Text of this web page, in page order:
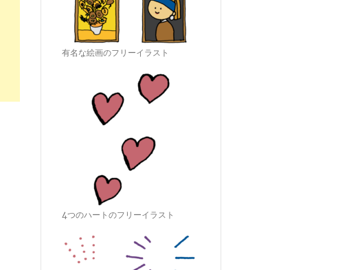
有名な絵画のフリーイラスト
4つのハートのフリーイラスト